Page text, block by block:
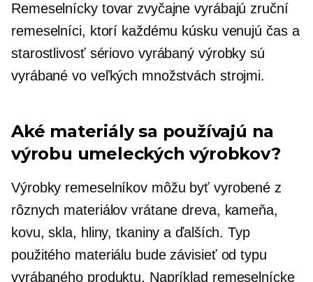
Remeselnícky tovar zvyčajne vyrábajú zruční
remeselníci, ktorí každému kúsku venujú čas a
starostlivosť sériovo vyrábaný výrobky sú
vyrábané vo veľkých množstvách strojmi.
Aké materiály sa používajú na
výrobu umeleckých výrobkov?
Výrobky remeselníkov môžu byť vyrobené z
rôznych materiálov vrátane dreva, kameňa,
kovu, skla, hliny, tkaniny a ďalších. Typ
použitého materiálu bude závisieť od typu
vyrábaného produktu. Napríklad remeselnícke